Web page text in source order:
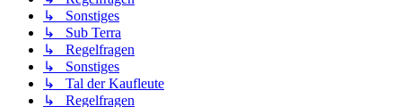
↳ Sonstiges
↳ Sub Terra
↳ Regelfragen
↳ Sonstiges
↳ Tal der Kaufleute
↳ Regelfragen